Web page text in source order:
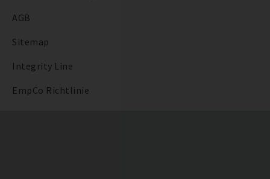
AGB
Sitemap
Integrity Line
EmpCo Richtlinie